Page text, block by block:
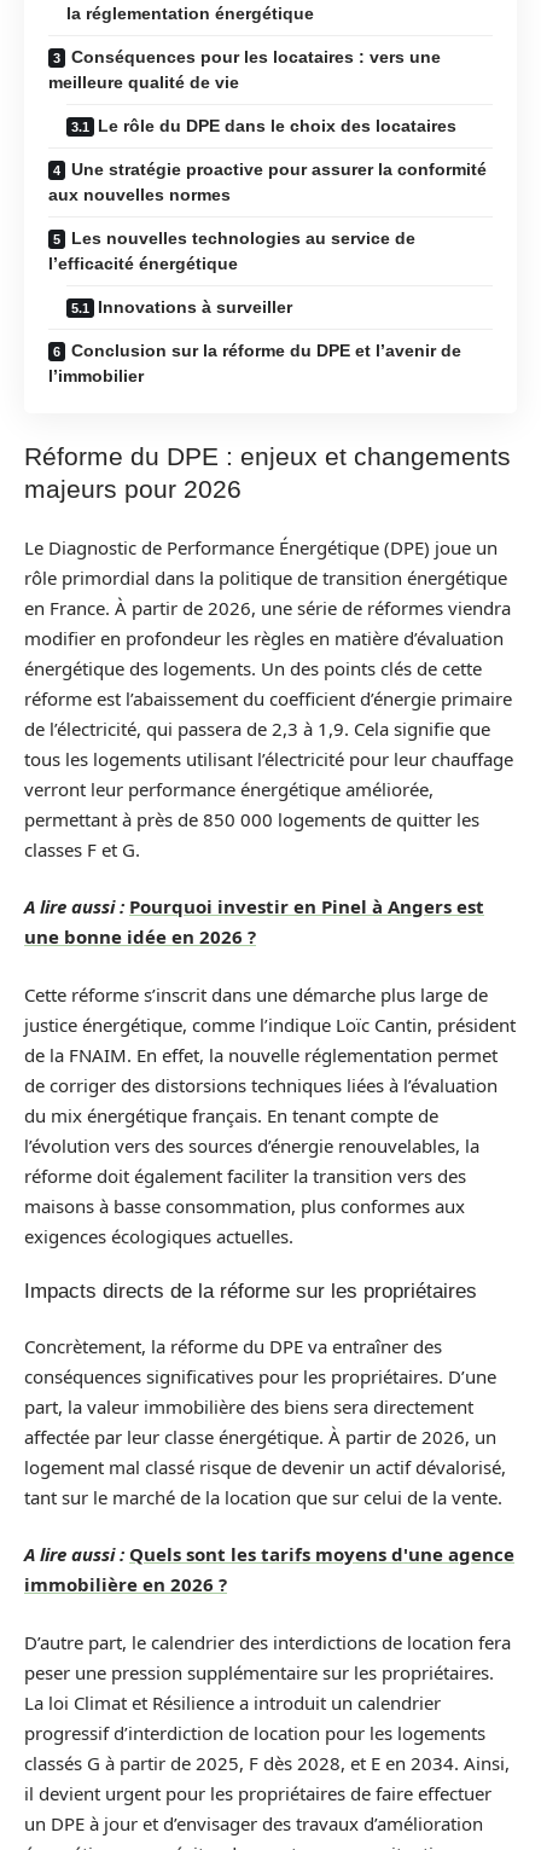
la réglementation énergétique
Conséquences pour les locataires : vers une
meilleure qualité de vie
Le rôle du DPE dans le choix des locataires
Une stratégie proactive pour assurer la conformité
aux nouvelles normes
Les nouvelles technologies au service de
l’efficacité énergétique
Innovations à surveiller
Conclusion sur la réforme du DPE et l’avenir de
l’immobilier
Réforme du DPE : enjeux et changements
majeurs pour 2026
Le Diagnostic de Performance Énergétique (DPE) joue un
rôle primordial dans la politique de transition énergétique
en France. À partir de 2026, une série de réformes viendra
modifier en profondeur les règles en matière d’évaluation
énergétique des logements. Un des points clés de cette
réforme est l’abaissement du coefficient d’énergie primaire
de l’électricité, qui passera de 2,3 à 1,9. Cela signifie que
tous les logements utilisant l’électricité pour leur chauffage
verront leur performance énergétique améliorée,
permettant à près de 850 000 logements de quitter les
classes F et G.
A lire aussi : Pourquoi investir en Pinel à Angers est
une bonne idée en 2026 ?
Cette réforme s’inscrit dans une démarche plus large de
justice énergétique, comme l’indique Loïc Cantin, président
de la FNAIM. En effet, la nouvelle réglementation permet
de corriger des distorsions techniques liées à l’évaluation
du mix énergétique français. En tenant compte de
l’évolution vers des sources d’énergie renouvelables, la
réforme doit également faciliter la transition vers des
maisons à basse consommation, plus conformes aux
exigences écologiques actuelles.
Impacts directs de la réforme sur les propriétaires
Concrètement, la réforme du DPE va entraîner des
conséquences significatives pour les propriétaires. D’une
part, la valeur immobilière des biens sera directement
affectée par leur classe énergétique. À partir de 2026, un
logement mal classé risque de devenir un actif dévalorisé,
tant sur le marché de la location que sur celui de la vente.
A lire aussi : Quels sont les tarifs moyens d'une agence
immobilière en 2026 ?
D’autre part, le calendrier des interdictions de location fera
peser une pression supplémentaire sur les propriétaires.
La loi Climat et Résilience a introduit un calendrier
progressif d’interdiction de location pour les logements
classés G à partir de 2025, F dès 2028, et E en 2034. Ainsi,
il devient urgent pour les propriétaires de faire effectuer
un DPE à jour et d’envisager des travaux d’amélioration